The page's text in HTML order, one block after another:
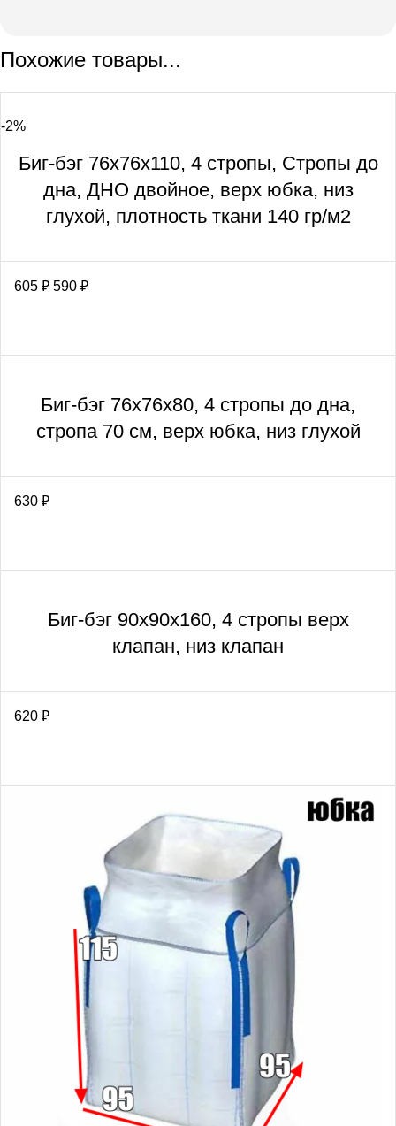
Похожие товары...
-2%
Биг-бэг 76х76х110, 4 стропы, Стропы до
дна, ДНО двойное, верх юбка, низ
глухой, плотность ткани 140 гр/м2
605₽ 590 ₽
Биг-бэг 76х76х80, 4 стропы до дна,
стропа 70 см, верх юбка, низ глухой
630 ₽
Биг-бэг 90х90х160, 4 стропы верх
клапан, низ клапан
620 ₽